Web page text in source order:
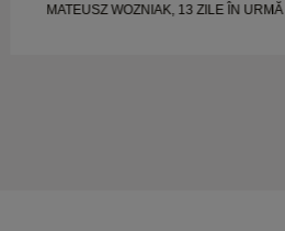
MATEUSZ WOZNIAK, 13 ZILE ÎN URMĂ